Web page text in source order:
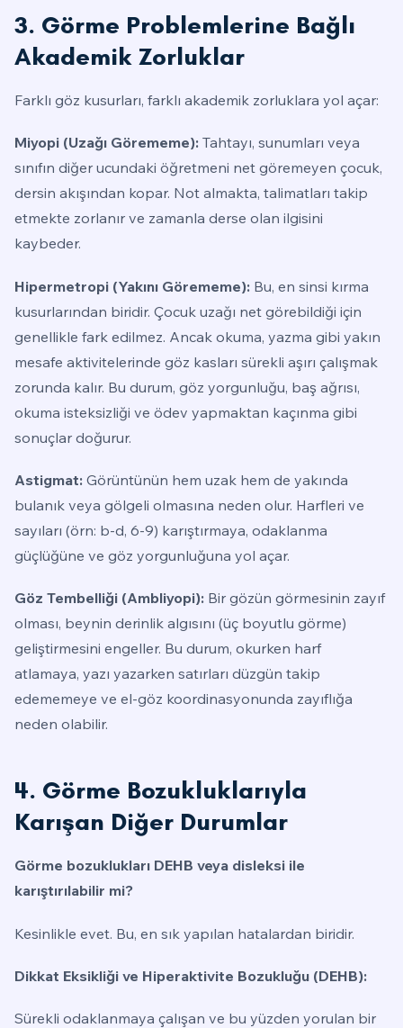
3. Görme Problemlerine Bağlı
Akademik Zorluklar
Farklı göz kusurları, farklı akademik zorluklara yol açar:
Miyopi (Uzağı Görememe): Tahtayı, sunumları veya
sınıfın diğer ucundaki öğretmeni net göremeyen çocuk,
dersin akışından kopar. Not almakta, talimatları takip
etmekte zorlanır ve zamanla derse olan ilgisini
kaybeder.
Hipermetropi (Yakını Görememe): Bu, en sinsi kırma
kusurlarından biridir. Çocuk uzağı net görebildiği için
genellikle fark edilmez. Ancak okuma, yazma gibi yakın
mesafe aktivitelerinde göz kasları sürekli aşırı çalışmak
zorunda kalır. Bu durum, göz yorgunluğu, baş ağrısı,
okuma isteksizliği ve ödev yapmaktan kaçınma gibi
sonuçlar doğurur.
Astigmat: Görüntünün hem uzak hem de yakında
bulanık veya gölgeli olmasına neden olur. Harfleri ve
sayıları (örn: b-d, 6-9) karıştırmaya, odaklanma
güçlüğüne ve göz yorgunluğuna yol açar.
Göz Tembelliği (Ambliyopi): Bir gözün görmesinin zayıf
olması, beynin derinlik algısını (üç boyutlu görme)
geliştirmesini engeller. Bu durum, okurken harf
atlamaya, yazı yazarken satırları düzgün takip
edememeye ve el-göz koordinasyonunda zayıflığa
neden olabilir.
4. Görme Bozukluklarıyla
Karışan Diğer Durumlar
Görme bozuklukları DEHB veya disleksi ile
karıştırılabilir mi?
Kesinlikle evet. Bu, en sık yapılan hatalardan biridir.
Dikkat Eksikliği ve Hiperaktivite Bozukluğu (DEHB):
Sürekli odaklanmaya çalışan ve bu yüzden yorulan bir